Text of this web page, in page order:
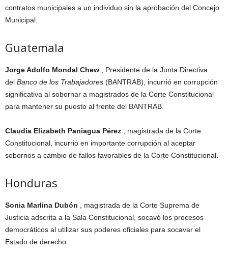
contratos municipales a un individuo sin la aprobación del Concejo
Municipal.
Guatemala
Jorge Adolfo Mondal Chew , Presidente de la Junta Directiva
del Banco de los Trabajadores (BANTRAB), incurrió en corrupción
significativa al sobornar a magistrados de la Corte Constitucional
para mantener su puesto al frente del BANTRAB.
Claudia Elizabeth Paniagua Pérez , magistrada de la Corte
Constitucional, incurrió en importante corrupción al aceptar
sobornos a cambio de fallos favorables de la Corte Constitucional.
Honduras
Sonia Marlina Dubón , magistrada de la Corte Suprema de
Justicia adscrita a la Sala Constitucional, socavó los procesos
democráticos al utilizar sus poderes oficiales para socavar el
Estado de derecho.